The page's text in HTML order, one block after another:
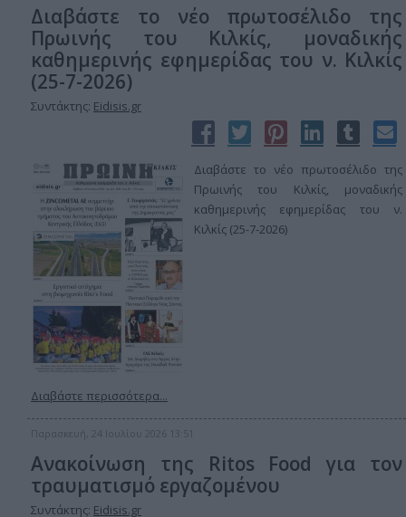
Διαβάστε το νέο πρωτοσέλιδο της
Πρωινής του Κιλκίς, μοναδικής
καθημερινής εφημερίδας του ν. Κιλκίς
(25-7-2026)
Συντάκτης: Eidisis.gr
Διαβάστε το νέο πρωτοσέλιδο της
Πρωινής του Κιλκίς, μοναδικής
καθημερινής εφημερίδας του ν.
Κιλκίς (25-7-2026)
Διαβάστε περισσότερα...
Παρασκευή, 24 Ιουλίου 2026 13:51
Ανακοίνωση της Ritos Food για τον
τραυματισμό εργαζομένου
Συντάκτης: Eidisis.gr